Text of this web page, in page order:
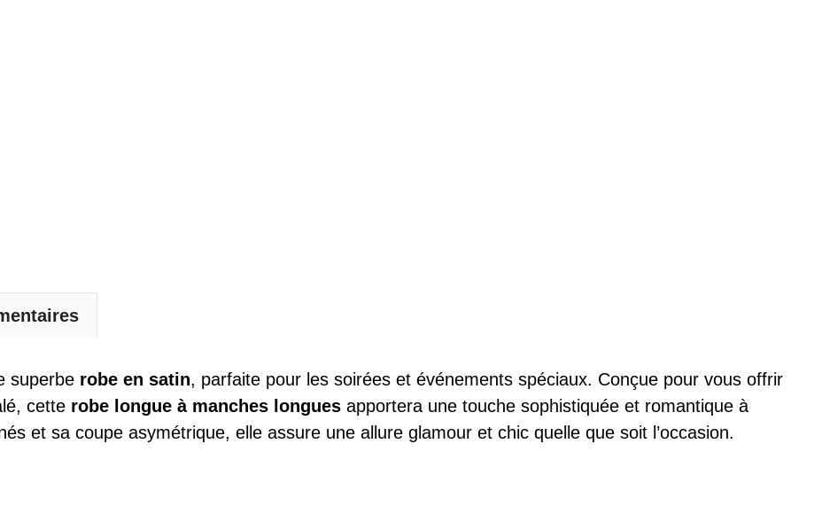
superbe robe en satin, parfaite pour les soirées et événements spéciaux. Conçue pour vous offrir
cette robe longue à manches longues apportera une touche sophistiquée et romantique à
et sa coupe asymétrique, elle assure une allure glamour et chic quelle que soit l’occasion.